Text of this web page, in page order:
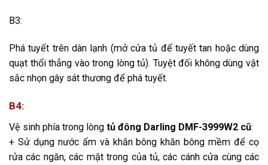
B3:
Phá tuyết trên dàn lạnh (mở cửa tủ để tuyết tan hoặc dùng
quạt thổi thẳng vào trong lòng tủ). Tuyệt đối không dùng vật
sắc nhọn gây sát thương để phá tuyết.
B4:
Vệ sinh phía trong lòng tủ đông Darling DMF-3999W2 cũ:
+ Sử dụng nước ấm và khăn bông khăn bông mềm để cọ
rửa các ngăn, các mặt trong của tủ, các cánh cửa cùng các